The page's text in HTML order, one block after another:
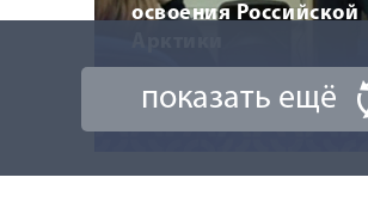
освоения Российской
20 марта 2026
показать ещё